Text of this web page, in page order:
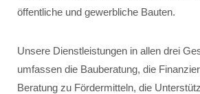
öffentliche und gewerbliche Bauten.
Unsere Dienstleistungen in allen drei
umfassen die Bauberatung, die
Beratung zu Fördermitteln, die